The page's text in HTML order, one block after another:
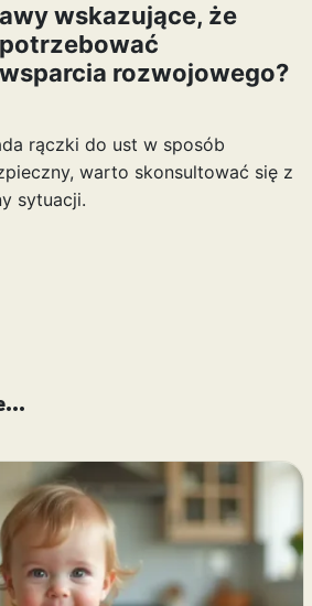
wskazujące, że
rozwojowego?
rączki do ust w sposób
warto skonsultować się z
sytuacji.